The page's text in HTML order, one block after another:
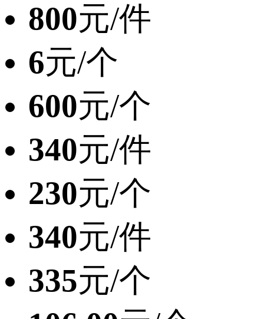
800元/件
6元/个
600元/个
340元/件
230元/个
340元/件
335元/个